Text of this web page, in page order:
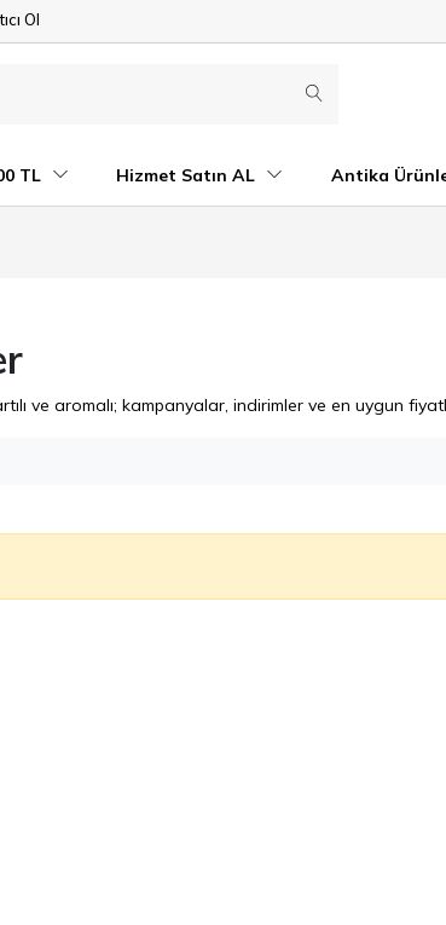
Ol
TL Hizmet Satın AL Antika
ve aromalı; kampanyalar, indirimler ve en uygun